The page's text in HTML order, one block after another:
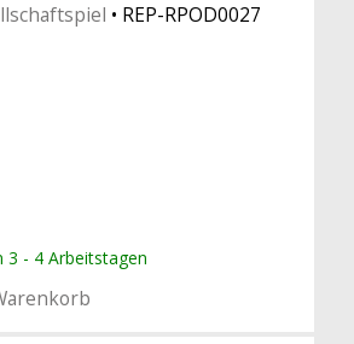
• REP-RPOD0027
3 - 4 Arbeitstagen